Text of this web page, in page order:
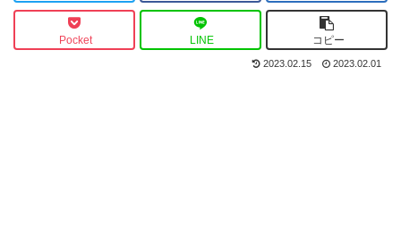
Pocket LINE コピー
2023.02.15 2023.02.01